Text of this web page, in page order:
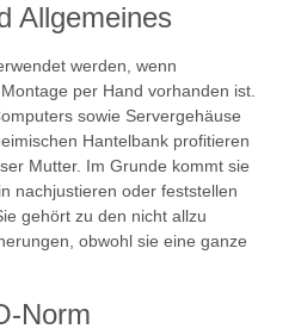
Allgemeines
werden, wenn
per Hand vorhanden ist.
sowie Servergehäuse
Hantelbank profitieren
Mutter. Im Grunde kommt sie
nachjustieren oder feststellen
gehört zu den nicht allzu
obwohl sie eine ganze
Norm